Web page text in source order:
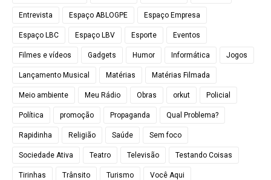
Entrevista Espaço ABLOGPE Espaço Empresa
Espaço LBC Espaço LBV Esporte Eventos
Filmes e vídeos Gadgets Humor Informática Jogos
Lançamento Musical Matérias Matérias Filmada
Meio ambiente Meu Rádio Obras orkut Policial
Política promoção Propaganda Qual Problema?
Rapidinha Religião Saúde Sem foco
Sociedade Ativa Teatro Televisão Testando Coisas
Tirinhas Trânsito Turismo Você Aqui